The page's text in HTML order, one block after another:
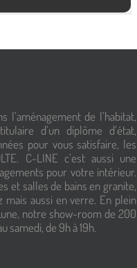
l’aménagement de l’habitat,
d’un diplôme d’état,
pour vous satisfaire, les
C-LINE c’est aussi une
pour votre intérieur.
et salles de bains en granite,
mais aussi en verre. En plein
notre show-room de 200
samedi, de 9h à 19h.